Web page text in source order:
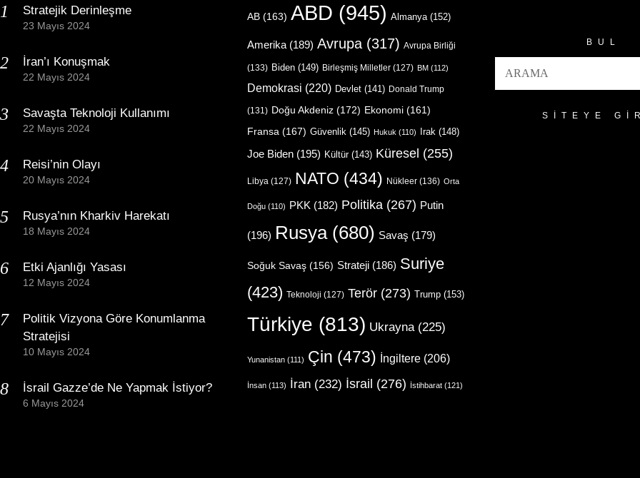
Stratejik Derinleşme
23 Mayıs 2024
İran’ı Konuşmak
22 Mayıs 2024
Savaşta Teknoloji Kullanımı
22 Mayıs 2024
Reisi’nin Olayı
20 Mayıs 2024
Rusya’nın Kharkiv Harekatı
18 Mayıs 2024
Etki Ajanlığı Yasası
12 Mayıs 2024
Politik Vizyona Göre Konumlanma
Stratejisi
10 Mayıs 2024
İsrail Gazze’de Ne Yapmak İstiyor?
6 Mayıs 2024
AB (163) ABD (945) Almanya(152)
Amerika (189) Avrupa (317) Avrupa Birliği
(133) Biden (149) Birleşmiş Milletler (127) BM (112)
Demokrasi (220) Devlet (141) Donald Trump
(131) Doğu Akdeniz (172) Ekonomi (161)
Fransa (167) Güvenlik (145) Hukuk (110) Irak (148)
Joe Biden (195) Kültür(143) Küresel (255)
Libya (127) NATO (434) Nükleer (136) Orta
Doğu (110) PKK (182) Politika (267) Putin
(196) Rusya(680) Savaş (179)
Soğuk Savaş (156) Strateji (186) Suriye
(423) Teknoloji (127) Terör (273) Trump (153)
Türkiye (813) Ukrayna(225)
Yunanistan (111) Çin (473) İngiltere (206)
İnsan (113) İran (232) İsrail (276) İstihbarat (121)
BUL
SITEYE